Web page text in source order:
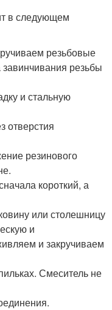
в следующем
резьбовые
резьбы
и стальную
отверстия
резинового
короткий, а
или столешницу
и
и закручиваем
Смеситель не